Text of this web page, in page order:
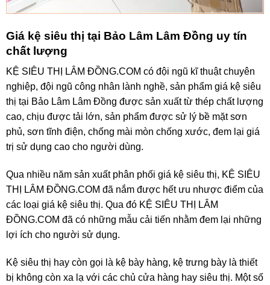
Giá kệ siêu thị tại Bảo Lâm Lâm Đồng uy tín
chất lượng
KỆ SIÊU THỊ LÂM ĐỒNG.COM có đội ngũ kĩ thuật chuyên
nghiệp, đội ngũ công nhân lành nghề, sản phẩm giá kệ siêu
thị tại Bảo Lâm Lâm Đồng được sản xuất từ thép chất lượng
cao, chịu được tải lớn, sản phẩm được sử lý bề mặt sơn
phủ, sơn tĩnh điện, chống mài mòn chống xước, đem lại giá
trị sử dụng cao cho người dùng.
Qua nhiều năm sản xuất phân phối giá kệ siêu thị, KỆ SIÊU
THỊ LÂM ĐỒNG.COM đã nắm được hết ưu nhược điểm của
các loại giá kệ siêu thị. Qua đó KỆ SIÊU THỊ LÂM
ĐỒNG.COM đã có những mẫu cải tiến nhằm đem lại những
lợi ích cho người sử dụng.
Kệ siêu thị hay còn gọi là kệ bày hàng, kệ trưng bày là thiết
bị không còn xa lạ với các chủ cửa hàng hay siêu thị. Một số